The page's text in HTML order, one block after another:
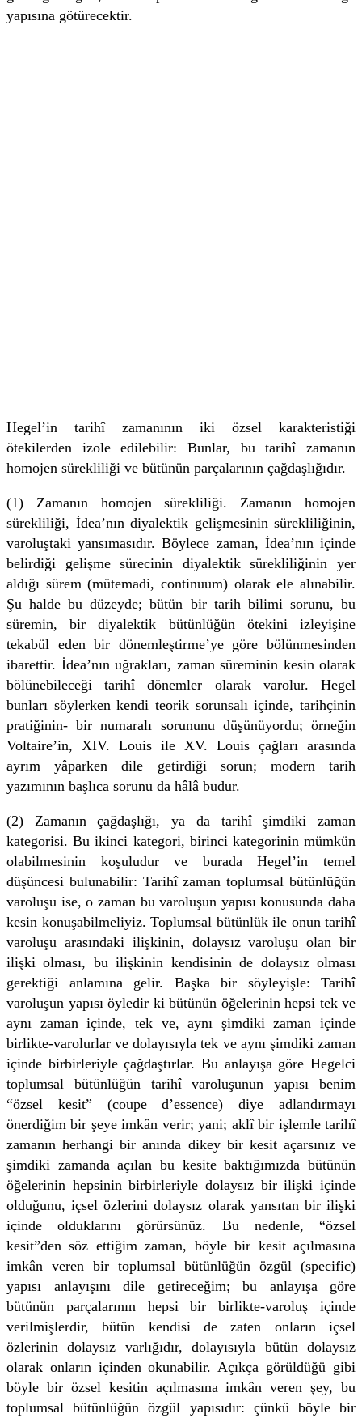
yapısına götürecektir.
Hegel’in tarihî zamanının iki özsel karakteristiği
ötekilerden izole edilebilir: Bunlar, bu tarihî zamanın
homojen sürekliliği ve bütünün parçalarının çağdaşlığıdır.
(1) Zamanın homojen sürekliliği. Zamanın homojen
sürekliliği, İdea’nın diyalektik gelişmesinin sürekliliğinin,
varoluştaki yansımasıdır. Böylece zaman, İdea’nın içinde
belirdiği gelişme sürecinin diyalektik sürekliliğinin yer
aldığı sürem (mütemadi, continuum) olarak ele alınabilir.
Şu halde bu düzeyde; bütün bir tarih bilimi sorunu, bu
süremin, bir diyalektik bütünlüğün ötekini izleyişine
tekabül eden bir dönemleştirme’ye göre bölünmesinden
ibarettir. İdea’nın uğrakları, zaman süreminin kesin olarak
bölünebileceği tarihî dönemler olarak varolur. Hegel
bunları söylerken kendi teorik sorunsalı içinde, tarihçinin
pratiğinin- bir numaralı sorununu düşünüyordu; örneğin
Voltaire’in, XIV. Louis ile XV. Louis çağları arasında
ayrım yâparken dile getirdiği sorun; modern tarih
yazımının başlıca sorunu da hâlâ budur.
(2) Zamanın çağdaşlığı, ya da tarihî şimdiki zaman
kategorisi. Bu ikinci kategori, birinci kategorinin mümkün
olabilmesinin koşuludur ve burada Hegel’in temel
düşüncesi bulunabilir: Tarihî zaman toplumsal bütünlüğün
varoluşu ise, o zaman bu varoluşun yapısı konusunda daha
kesin konuşabilmeliyiz. Toplumsal bütünlük ile onun tarihî
varoluşu arasındaki ilişkinin, dolaysız varoluşu olan bir
ilişki olması, bu ilişkinin kendisinin de dolaysız olması
gerektiği anlamına gelir. Başka bir söyleyişle: Tarihî
varoluşun yapısı öyledir ki bütünün öğelerinin hepsi tek ve
aynı zaman içinde, tek ve, aynı şimdiki zaman içinde
birlikte-varolurlar ve dolayısıyla tek ve aynı şimdiki zaman
içinde birbirleriyle çağdaştırlar. Bu anlayışa göre Hegelci
toplumsal bütünlüğün tarihî varoluşunun yapısı benim
“özsel kesit” (coupe d’essence) diye adlandırmayı
önerdiğim bir şeye imkân verir; yani; aklî bir işlemle tarihî
zamanın herhangi bir anında dikey bir kesit açarsınız ve
şimdiki zamanda açılan bu kesite baktığımızda bütünün
öğelerinin hepsinin birbirleriyle dolaysız bir ilişki içinde
olduğunu, içsel özlerini dolaysız olarak yansıtan bir ilişki
içinde olduklarını görürsünüz. Bu nedenle, “özsel
kesit”den söz ettiğim zaman, böyle bir kesit açılmasına
imkân veren bir toplumsal bütünlüğün özgül (specific)
yapısı anlayışını dile getireceğim; bu anlayışa göre
bütünün parçalarının hepsi bir birlikte-varoluş içinde
verilmişlerdir, bütün kendisi de zaten onların içsel
özlerinin dolaysız varlığıdır, dolayısıyla bütün dolaysız
olarak onların içinden okunabilir. Açıkça görüldüğü gibi
böyle bir özsel kesitin açılmasına imkân veren şey, bu
toplumsal bütünlüğün özgül yapısıdır: çünkü böyle bir